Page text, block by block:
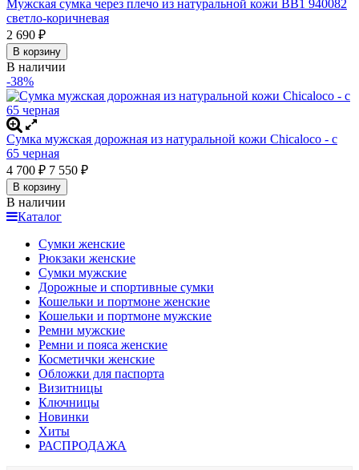
Мужская сумка через плечо из натуральной кожи BB1 940082
светло-коричневая
2 690 ₽
В корзину
В наличии
-38%
Сумка мужская дорожная из натуральной кожи Chicaloco - c
65 черная
4 700 ₽ 7 550 ₽
В корзину
В наличии
Каталог
Сумки женские
Рюкзаки женские
Сумки мужские
Дорожные и спортивные сумки
Кошельки и портмоне женские
Кошельки и портмоне мужские
Ремни мужские
Ремни и пояса женские
Косметички женские
Обложки для паспорта
Визитницы
Ключницы
Новинки
Хиты
РАСПРОДАЖА